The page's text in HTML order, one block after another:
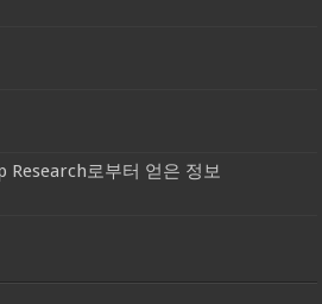
로부터 얻은 정보